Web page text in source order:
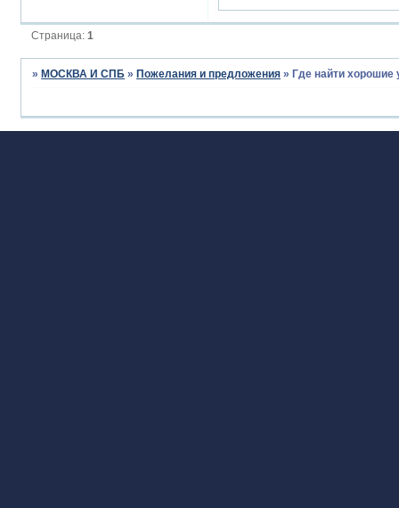
Страница:1
»МОСКВА И СПБ »Пожелания и предложения »Где найти хорошие